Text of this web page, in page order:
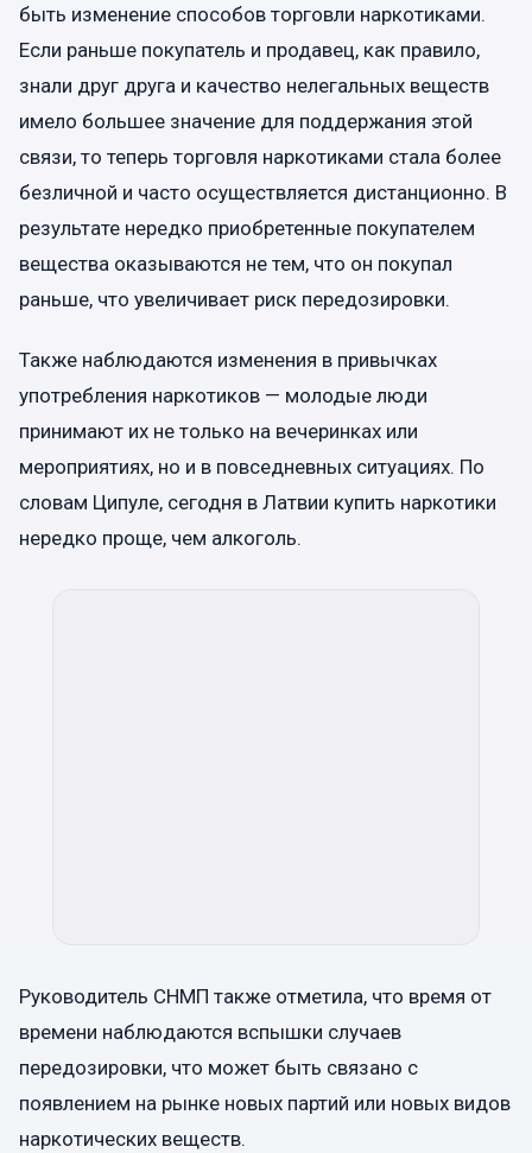
быть изменение способов торговли наркотиками.
Если раньше покупатель и продавец, как правило,
знали друг друга и качество нелегальных веществ
имело большее значение для поддержания этой
связи, то теперь торговля наркотиками стала более
безличной и часто осуществляется дистанционно. В
результате нередко приобретенные покупателем
вещества оказываются не тем, что он покупал
раньше, что увеличивает риск передозировки.
Также наблюдаются изменения в привычках
употребления наркотиков — молодые люди
принимают их не только на вечеринках или
мероприятиях, но и в повседневных ситуациях. По
словам Ципуле, сегодня в Латвии купить наркотики
нередко проще, чем алкоголь.
Руководитель СНМП также отметила, что время от
времени наблюдаются вспышки случаев
передозировки, что может быть связано с
появлением на рынке новых партий или новых видов
наркотических веществ.